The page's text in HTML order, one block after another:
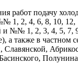
работ подачу
1, 2, 4, 6, 8, 10, 12,
и №№ 1, 2, 3, 4, 5, 7,
а также в частном